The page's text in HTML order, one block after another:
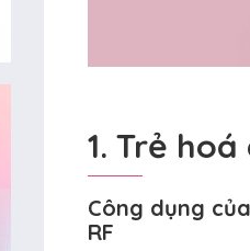
1. Trẻ hoá
Công dụng
RF